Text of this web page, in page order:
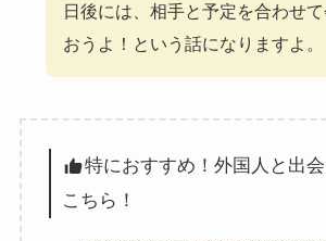
日後には、相手と予定を合わせ
おうよ！という話になりますよ。
特におすすめ！外国人と出
こちら！